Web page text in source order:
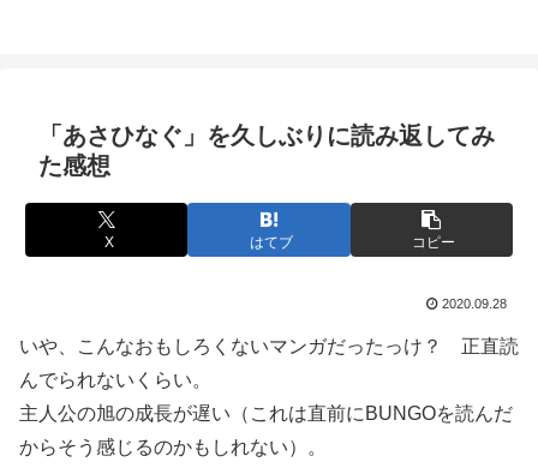
「あさひなぐ」を久しぶりに読み返してみ
た感想
X はてブ コピー
2020.09.28
いや、こんなおもしろくないマンガだったっけ？ 正直読
んでられないくらい。
主人公の旭の成長が遅い（これは直前にBUNGOを読んだ
からそう感じるのかもしれない）。